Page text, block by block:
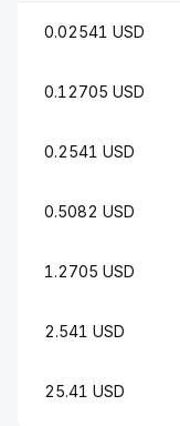
0.02541 USD
0.12705 USD
0.2541 USD
0.5082 USD
1.2705 USD
2.541 USD
25.41 USD